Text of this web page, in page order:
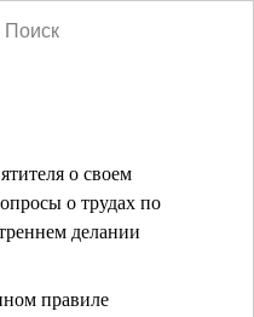
Поиск
о своем
о трудах по
делании
правиле